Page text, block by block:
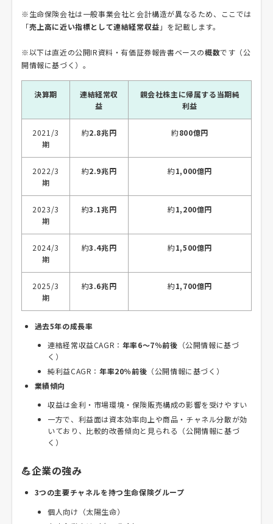
※生命保険会社は一般事業会社と会計構造が異なるため、ここでは
「売上高に近い指標として連結経常収益 」を記載します。
※以下は直近の公開IR資料・有価証券報告書ベースの概数です（公
開情報に基づく）。
決算期
連結経常収
益
親会社株主に帰属する当期純
利益
2021/3
期
約2.8兆円 約800億円
2022/3
期
約2.9兆円 約1,000億円
2023/3
期
約3.1兆円 約1,200億円
2024/3
期
約3.4兆円 約1,500億円
2025/3
期
約3.6兆円 約1,700億円
過去5年の成長率
連結経常収益CAGR： 年率6〜7％前後 （公開情報に基づ
く）
純利益CAGR： 年率20％前後 （公開情報に基づく）
業績傾向
収益は金利・市場環境・保険販売構成の影響を受けやすい
一方で、利益面は資本効率向上や商品・チャネル分散が効
いており、比較的改善傾向と見られる（公開情報に基づ
く）
💪企業の強み
3つの主要チャネルを持つ生命保険グループ
個人向け（太陽生命）